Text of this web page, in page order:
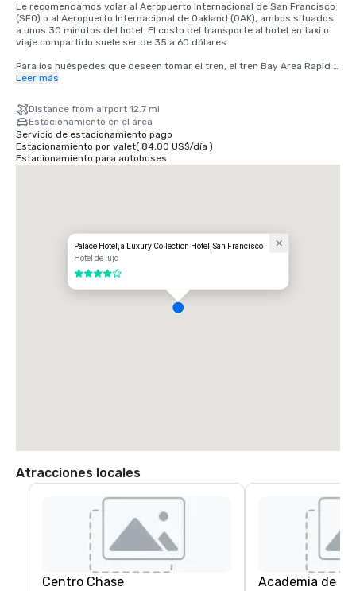
Le recomendamos volar al Aeropuerto Internacional de San Francisco
(SFO) o al Aeropuerto Internacional de Oakland (OAK), ambos situados
a unos 30 minutos del hotel. El costo del transporte al hotel en taxi o
viaje compartido suele ser de 35 a 60 dólares.
Para los huéspedes que deseen tomar el tren, el tren Bay Area Rapid
Transit (BART) pasa entre SFO y San Francisco cada 15 a 20 minutos.
estación BART ubicada en la terminal internacional. Baje del tren en la
estación de Montgomery Street. El Palace Hotel está situado en la
esquina de las calles Market y New Montgomery, justo enfrente de la
estación de tren. El costo total es de 8,65 dólares. El tiempo de viaje
es de aproximadamente 45 minutos.
Leer más
Distance from airport 12.7 mi
Estacionamiento en el área
Servicio de estacionamiento pago
Estacionamiento por valet( 84,00 US$/día )
Estacionamiento para autobuses
Palace Hotel, a Luxury Collection Hotel, San Francisco
Hotel de lujo
4 de 5
Atracciones locales
Centro Chase
Academia de